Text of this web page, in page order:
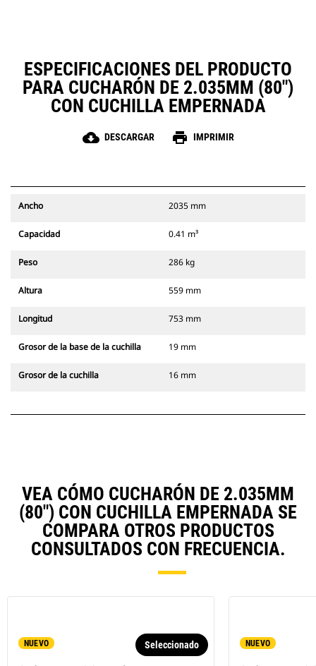
ESPECIFICACIONES DEL PRODUCTO
PARA CUCHARÓN DE 2.035MM (80")
CON CUCHILLA EMPERNADA
cloud_download DESCARGAR print IMPRIMIR
Ancho 2035 mm
Capacidad 0.41 m³
Peso 286 kg
Altura 559 mm
Longitud 753 mm
Grosor de la base de la cuchilla 19 mm
Grosor de la cuchilla 16 mm
VEA CÓMO CUCHARÓN DE 2.035MM
(80") CON CUCHILLA EMPERNADA SE
COMPARA OTROS PRODUCTOS
CONSULTADOS CON FRECUENCIA.
NUEVO Seleccionado NUEVO